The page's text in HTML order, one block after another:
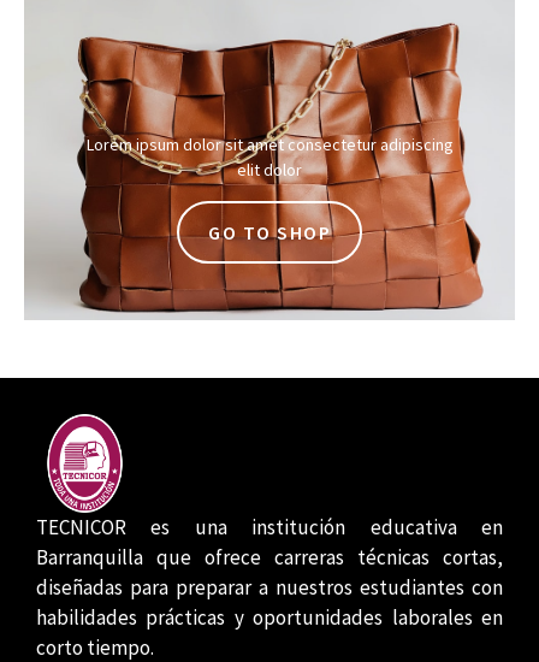
Lorem ipsum dolor sit amet consectetur adipiscing
elit dolor
GO TO SHOP
TECNICOR es una institución educativa en
Barranquilla que ofrece carreras técnicas cortas,
diseñadas para preparar a nuestros estudiantes con
habilidades prácticas y oportunidades laborales en
corto tiempo.